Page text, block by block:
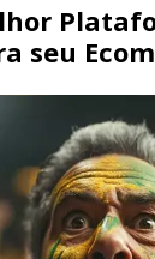
seu